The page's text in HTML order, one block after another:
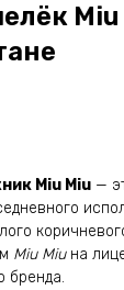
Miu Miu —
Miu Miuна
бренда.